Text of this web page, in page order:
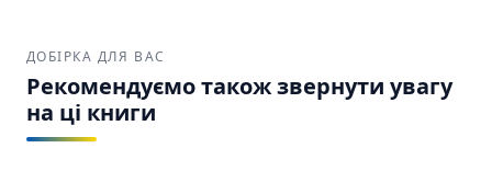
ДОБІРКА ДЛЯ ВАС
Рекомендуємо також звернути увагу
на ці книги